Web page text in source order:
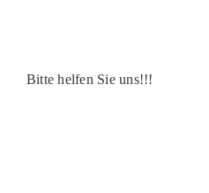
Bitte helfen Sie uns!!!